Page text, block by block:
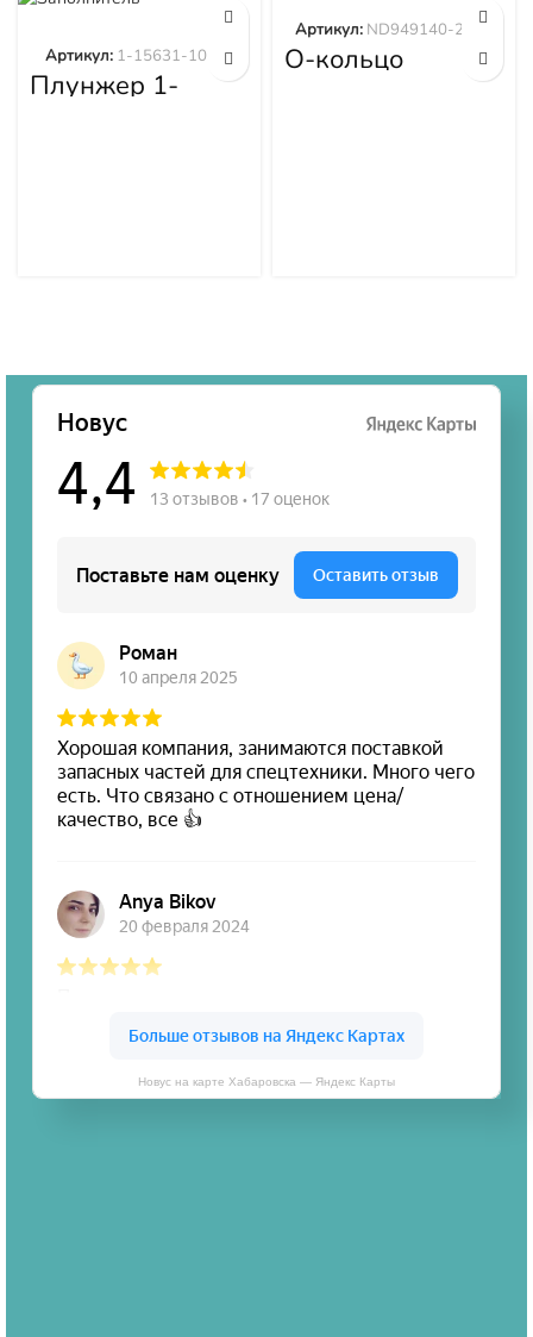
Плунжер 1-
15631-101-0
Артикул: 1-15631-101-0 О-кольцо
ND949140-2570
Артикул: ND949140-2570
Новус на карте Хабаровска — Яндекс Карты